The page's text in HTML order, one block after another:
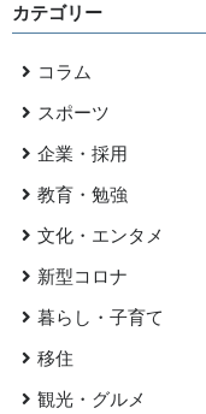
カテゴリー
コラム
スポーツ
企業・採用
教育・勉強
文化・エンタメ
新型コロナ
暮らし・子育て
移住
観光・グルメ